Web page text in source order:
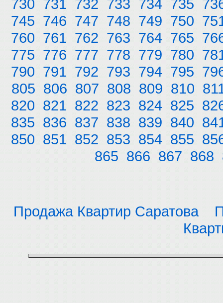
730 731 732 733 734 735
745 746 747 748 749 750
760 761 762 763 764 765
775 776 777 778 779 780
790 791 792 793 794 795
805 806 807 808 809 810
820 821 822 823 824 825
835 836 837 838 839 840
850 851 852 853 854 855
865 866 867 868
Продажа Квартир Саратова